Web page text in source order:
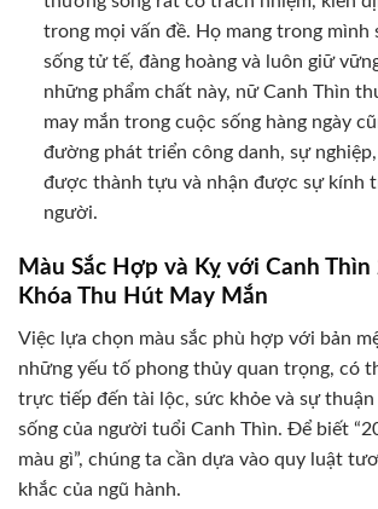
trong mọi vấn đề. Họ mang trong mình
sống tử tế, đàng hoàng và luôn giữ
những phẩm chất này, nữ Canh Thìn
may mắn trong cuộc sống hàng ngày
đường phát triển công danh, sự
được thành tựu và nhận được sự kính
người.
Màu Sắc Hợp và Kỵ với Canh Thìn
Khóa Thu Hút May Mắn
Việc lựa chọn màu sắc phù hợp với bản
những yếu tố phong thủy quan trọng, có
trực tiếp đến tài lộc, sức khỏe và sự
sống của người tuổi Canh Thìn. Để biết
màu gì”, chúng ta cần dựa vào quy luật
khắc của ngũ hành.